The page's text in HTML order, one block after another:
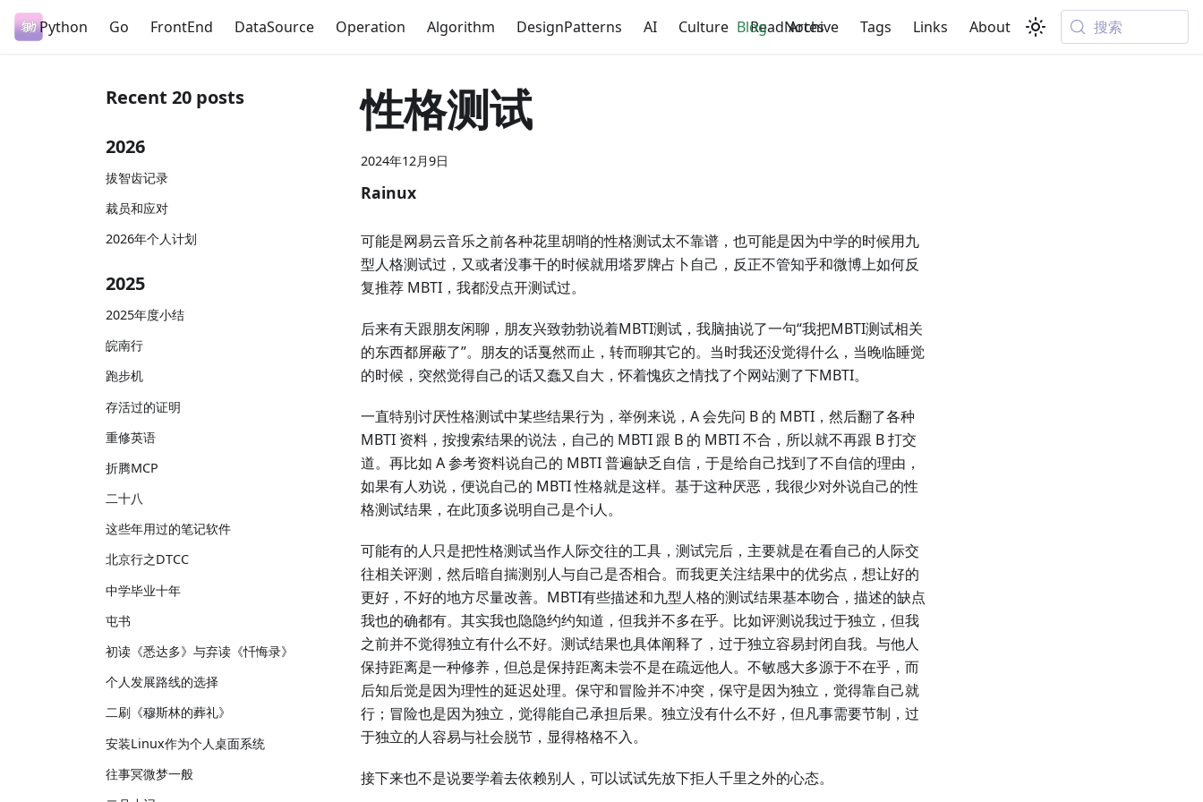
Python Go FrontEnd DataSource Operation Algorithm DesignPatterns AI Culture ReadNotes
Blog Archive Tags Links About 搜索
Recent 20 posts
2026
拔智齿记录
裁员和应对
2026年个人计划
2025
2025年度小结
皖南行
跑步机
存活过的证明
重修英语
折腾MCP
二十八
这些年用过的笔记软件
北京行之DTCC
中学毕业十年
屯书
初读《悉达多》与弃读《忏悔录》
个人发展路线的选择
二刷《穆斯林的葬礼》
安装Linux作为个人桌面系统
往事冥微梦一般
性格测试
2024年12月9日
Rainux
可能是网易云音乐之前各种花里胡哨的性格测试太不靠谱，也可能是因为中学的时候用九
型人格测试过，又或者没事干的时候就用塔罗牌占卜自己，反正不管知乎和微博上如何反
复推荐 MBTI，我都没点开测试过。
后来有天跟朋友闲聊，朋友兴致勃勃说着MBTI测试，我脑抽说了一句“我把MBTI测试相关
的东西都屏蔽了”。朋友的话戛然而止，转而聊其它的。当时我还没觉得什么，当晚临睡觉
的时候，突然觉得自己的话又蠢又自大，怀着愧疚之情找了个网站测了下MBTI。
一直特别讨厌性格测试中某些结果行为，举例来说，A 会先问 B 的 MBTI，然后翻了各种
MBTI 资料，按搜索结果的说法，自己的 MBTI 跟 B 的 MBTI 不合，所以就不再跟 B 打交
道。再比如 A 参考资料说自己的 MBTI 普遍缺乏自信，于是给自己找到了不自信的理由，
如果有人劝说，便说自己的 MBTI 性格就是这样。基于这种厌恶，我很少对外说自己的性
格测试结果，在此顶多说明自己是个i人。
可能有的人只是把性格测试当作人际交往的工具，测试完后，主要就是在看自己的人际交
往相关评测，然后暗自揣测别人与自己是否相合。而我更关注结果中的优劣点，想让好的
更好，不好的地方尽量改善。MBTI有些描述和九型人格的测试结果基本吻合，描述的缺点
我也的确都有。其实我也隐隐约约知道，但我并不多在乎。比如评测说我过于独立，但我
之前并不觉得独立有什么不好。测试结果也具体阐释了，过于独立容易封闭自我。与他人
保持距离是一种修养，但总是保持距离未尝不是在疏远他人。不敏感大多源于不在乎，而
后知后觉是因为理性的延迟处理。保守和冒险并不冲突，保守是因为独立，觉得靠自己就
行；冒险也是因为独立，觉得能自己承担后果。独立没有什么不好，但凡事需要节制，过
于独立的人容易与社会脱节，显得格格不入。
接下来也不是说要学着去依赖别人，可以试试先放下拒人千里之外的心态。